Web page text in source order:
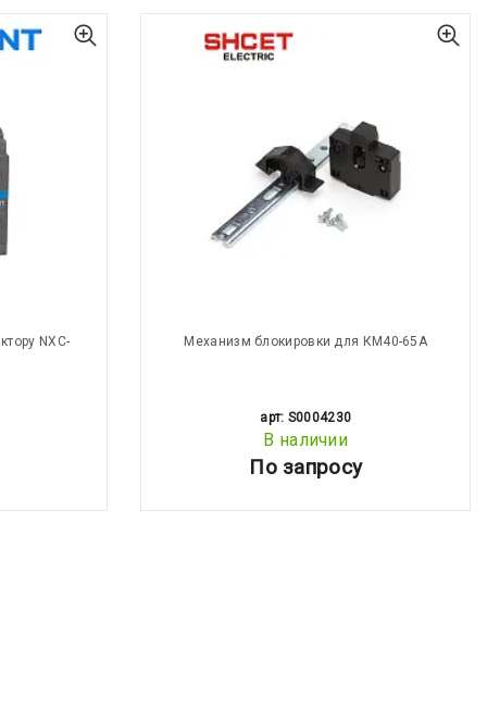
NXC-
Механизм блокировки для КМ40-65А
арт: S0004230
В наличии
По запросу